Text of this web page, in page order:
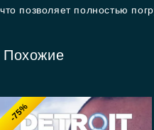
что позволяет полностью
Похожие
-75%